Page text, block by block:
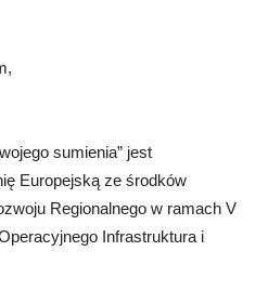
sumienia” jest
Europejską ze środków
Regionalnego w ramach V
Infrastruktura i